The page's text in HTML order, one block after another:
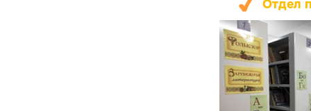
Отдел